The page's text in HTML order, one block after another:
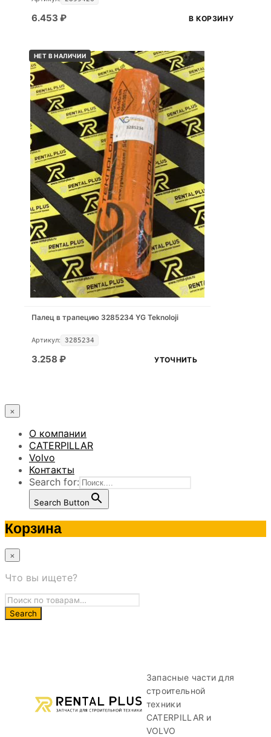
6.453 ₽ В КОРЗИНУ
НЕТ В НАЛИЧИИ
Палец в трапецию 3285234 YG Teknoloji
Артикул: 3285234
3.258 ₽ УТОЧНИТЬ
×
О компании
CATERPILLAR
Volvo
Контакты
Search for:
Search Button
Корзина
×
Что вы ищете?
Запасные части для
строительной
техники
CATERPILLAR и
VOLVO